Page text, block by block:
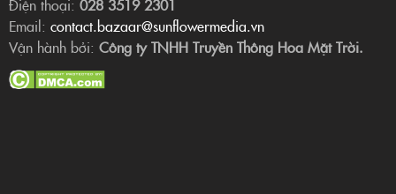
Điện thoại: 028 3519 2301
Email: contact.bazaar@sunflowermedia.vn
Vận hành bởi: Công ty TNHH Truyền Thông Hoa Mặt Trời.